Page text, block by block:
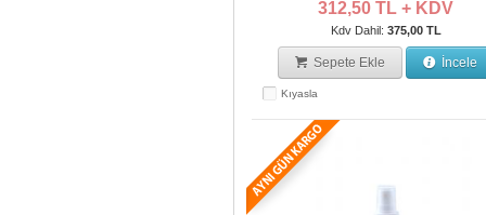
312,50 TL + KDV
Kdv Dahil: 375,00 TL
Sepete Ekle İncele
Kıyasla